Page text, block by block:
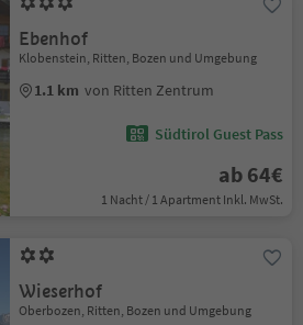
Ebenhof
Klobenstein, Ritten, Bozen und Umgebung
1.1 km von Ritten Zentrum
Südtirol Guest Pass
ab 64€
1 Nacht / 1 Apartment Inkl. MwSt.
Wieserhof
Oberbozen, Ritten, Bozen und Umgebung